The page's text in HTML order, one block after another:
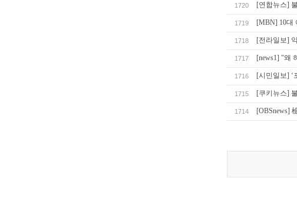
1720 [연합뉴스]
1719 [MBN] 10대
1718 [전라일보]
1717 [news1] "왜
1716 [시민일보]
1715 [쿠키뉴스]
1714 [OBSnews]